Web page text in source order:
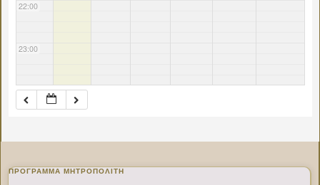
22:00
23:00
ΠΡΌΓΡΑΜΜΑ ΜΗΤΡΟΠΟΛΊΤΗ